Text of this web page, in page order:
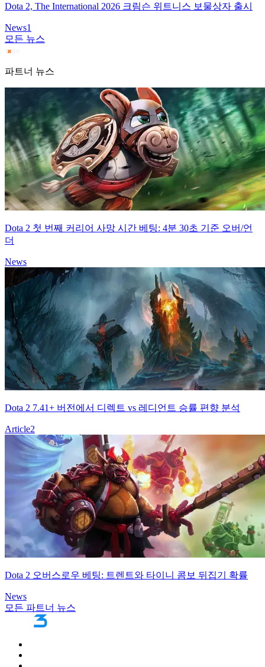
Dota 2, The International 2026 크림슨 위트니스 보물상자 출시
News1
모든 뉴스
파트너 뉴스
Dota 2 첫 번째 커리어 사망 시간 베팅: 4분 30초 기준 오버/언
더
News
Dota 2 7.41+ 버전에서 디렉트 vs 레디언트 승률 편향 분석
Article2
Dota 2 오버스로우 베팅: 트렌트와 타이니 콤보 뒤집기 확률
News
모든 파트너 뉴스